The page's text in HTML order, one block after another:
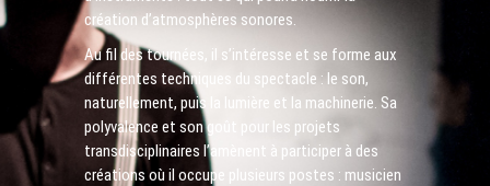
création d’atmosphères sonores.
Au fil des tournées, il s’intéresse et se forme aux
différentes techniques du spectacle : le son,
naturellement, puis la lumière et la machinerie. Sa
polyvalence et son goût pour les projets
transdisciplinaires l’amènent à participer à des
créations où il occupe plusieurs postes : musicien